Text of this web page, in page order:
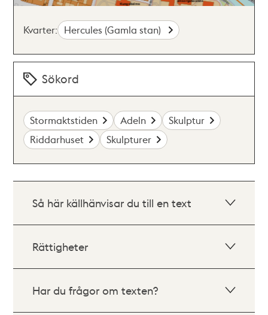
Kvarter: Hercules (Gamla stan)
Sökord
Stormaktstiden Adeln
Skulptur
Riddarhuset
Skulpturer
Så här källhänvisar du till en text
Rättigheter
Har du frågor om texten?